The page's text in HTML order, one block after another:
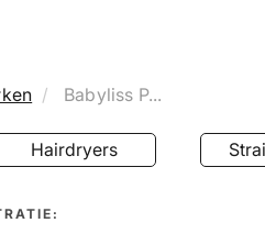
Babyliss P...
Straighteners